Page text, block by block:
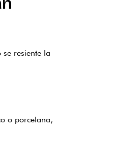
resiente la
o porcelana,